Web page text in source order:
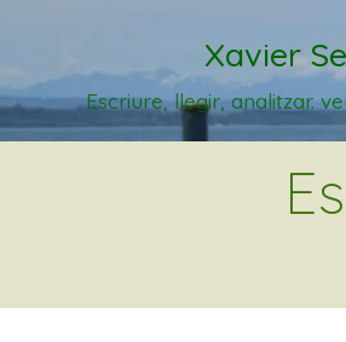
Xavier
Escriure, llegir, analitzar.